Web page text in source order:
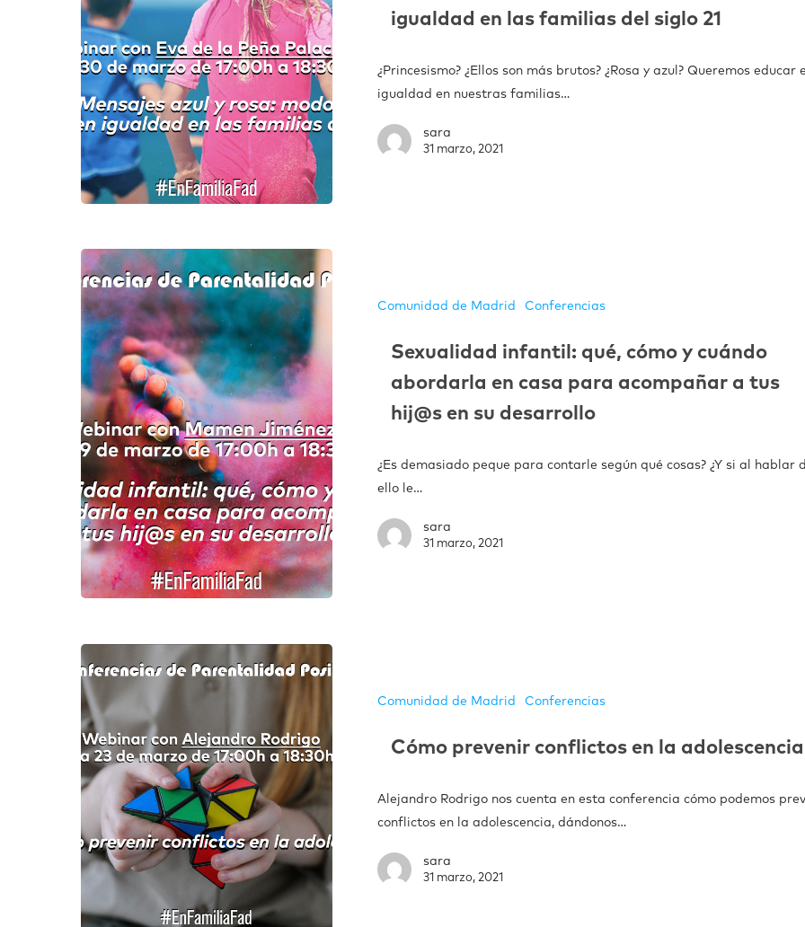
igualdad en las familias del siglo 21
¿Princesismo? ¿Ellos son más brutos? ¿Rosa y azul? Queremos educar
igualdad en nuestras familias…
sara
31 marzo, 2021
Comunidad de Madrid Conferencias
Sexualidad infantil: qué, cómo y cuándo
abordarla en casa para acompañar a tus
hij@s en su desarrollo
¿Es demasiado peque para contarle según qué cosas? ¿Y si al hablar
ello le…
sara
31 marzo, 2021
Comunidad de Madrid Conferencias
Cómo prevenir conflictos en la adolescencia
Alejandro Rodrigo nos cuenta en esta conferencia cómo podemos
conflictos en la adolescencia, dándonos…
sara
31 marzo, 2021